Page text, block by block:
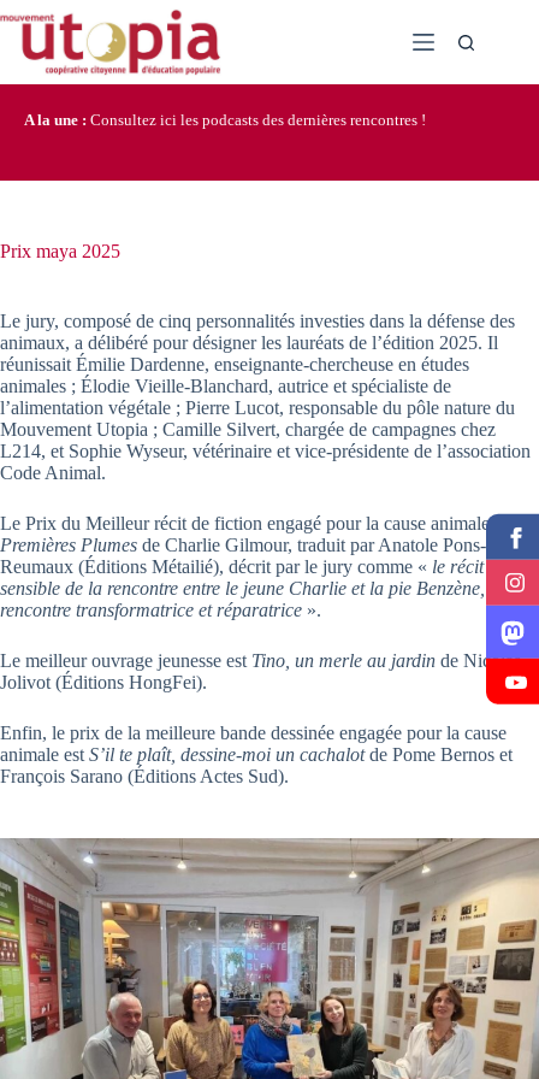
contenu
A la une : Consultez ici les podcasts des dernières rencontres !
Prix maya 2025
Le jury, composé de cinq personnalités investies dans la défense des
animaux, a délibéré pour désigner les lauréats de l’édition 2025. Il
réunissait Émilie Dardenne, enseignante-chercheuse en études
animales ; Élodie Vieille-Blanchard, autrice et spécialiste de
l’alimentation végétale ; Pierre Lucot, responsable du pôle nature du
Mouvement Utopia ; Camille Silvert, chargée de campagnes chez
L214, et Sophie Wyseur, vétérinaire et vice-présidente de l’association
Code Animal.
Le Prix du Meilleur récit de fiction engagé pour la cause animale est
Premières Plumes de Charlie Gilmour, traduit par Anatole Pons-
Reumaux (Éditions Métailié), décrit par le jury comme « le récit
sensible de la rencontre entre le jeune Charlie et la pie Benzène,
rencontre transformatrice et réparatrice ».
Le meilleur ouvrage jeunesse est Tino, un merle au jardin de Nicolas
Jolivot (Éditions HongFei).
Enfin, le prix de la meilleure bande dessinée engagée pour la cause
animale est S’il te plaît, dessine-moi un cachalotde Pome Bernos et
François Sarano (Éditions Actes Sud).